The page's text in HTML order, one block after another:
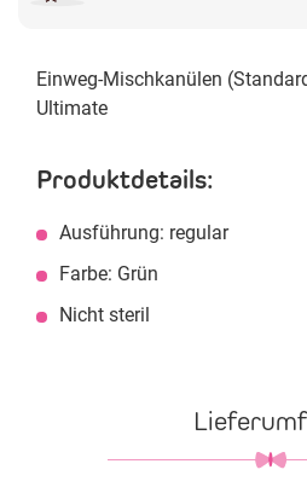
Einweg-Mischkanülen
Ultimate
Produktdetails:
Ausführung: regular
Farbe: Grün
Nicht steril